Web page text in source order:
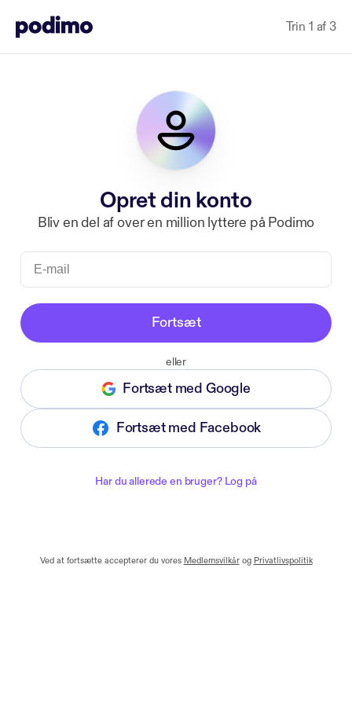
Trin 1 af 3
Opret din konto
Bliv en del af over en million lyttere på Podimo
Fortsæt
eller
Fortsæt med Google
Fortsæt med Facebook
Har du allerede en bruger? Log på
Ved at fortsætte accepterer du vores Medlemsvilkår og Privatlivspolitik